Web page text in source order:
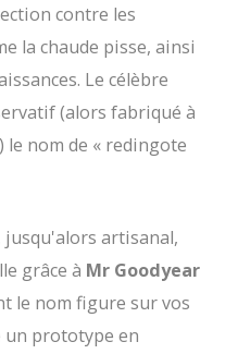
contre les
la chaude pisse, ainsi
Le célèbre
(alors fabriqué à
le nom de « redingote
jusqu'alors artisanal,
grâce à Mr Goodyear
le nom figure sur vos
un prototype en